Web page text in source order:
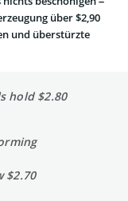
über $2,90
und überstürzte
hold $2.80
$2.70